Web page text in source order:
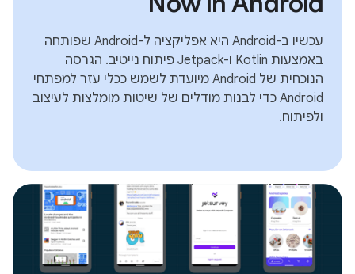
עכשיו ב-Android היא אפליקציה ל-Android שפותחה
באמצעות Kotlin ו-Jetpack פיתוח נייטיב. הגרסה
הנוכחית של Android מיועדת לשמש ככלי עזר למפתחי
Android כדי לבנות מודלים של שיטות מומלצות לעיצוב
ולפיתוח.